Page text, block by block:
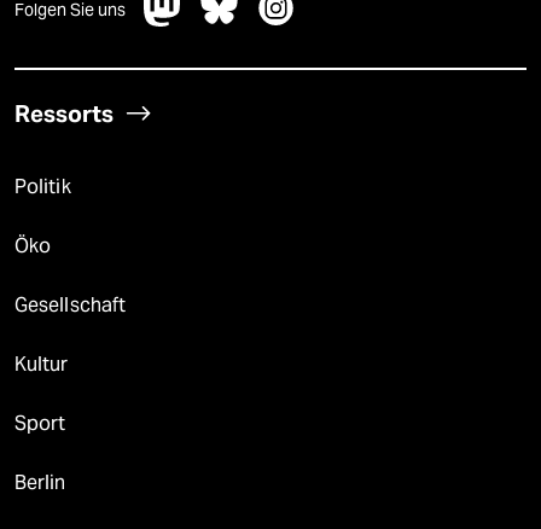
Folgen Sie uns
Ressorts
Politik
Öko
Gesellschaft
Kultur
Sport
Berlin